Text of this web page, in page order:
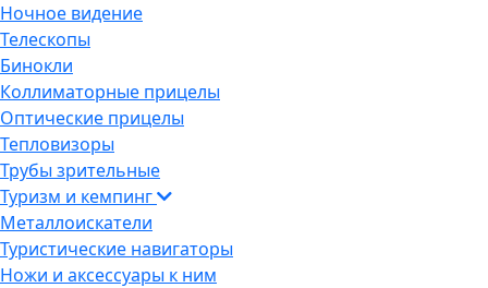
Ночное видение
Телескопы
Бинокли
Коллиматорные прицелы
Оптические прицелы
Тепловизоры
Трубы зрительные
Туризм и кемпинг
Металлоискатели
Туристические навигаторы
Ножи и аксессуары к ним